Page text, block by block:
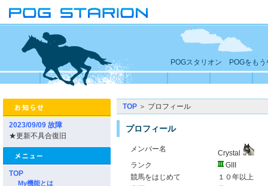
POGスタリオン POGをもう
2023/09/09 故障
★更新不具合復旧
TOP
My機能とは
TOP ＞ プロフィール
プロフィール
メンバー名
Crystal
ランク
GIII
競馬をはじめて
１０年以上